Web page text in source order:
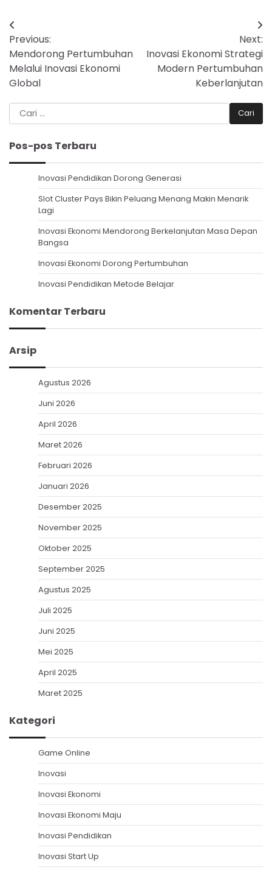
Navigasi
pos
Previous:
Mendorong Pertumbuhan
Melalui Inovasi Ekonomi
Global
Next:
Inovasi Ekonomi Strategi
Modern Pertumbuhan
Keberlanjutan
Cari
untuk:
Pos-pos Terbaru
Inovasi Pendidikan Dorong Generasi
Slot Cluster Pays Bikin Peluang Menang Makin Menarik
Lagi
Inovasi Ekonomi Mendorong Berkelanjutan Masa Depan
Bangsa
Inovasi Ekonomi Dorong Pertumbuhan
Inovasi Pendidikan Metode Belajar
Komentar Terbaru
Arsip
Agustus 2026
Juni 2026
April 2026
Maret 2026
Februari 2026
Januari 2026
Desember 2025
November 2025
Oktober 2025
September 2025
Agustus 2025
Juli 2025
Juni 2025
Mei 2025
April 2025
Maret 2025
Kategori
Game Online
Inovasi
Inovasi Ekonomi
Inovasi Ekonomi Maju
Inovasi Pendidikan
Inovasi Start Up